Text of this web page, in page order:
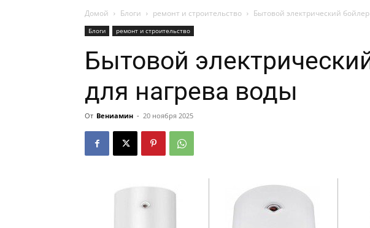
Домой Блоги ремонт и строительство Бытовой электрический
Блоги ремонт и строительство
Бытовой
для нагрева воды
От Вениамин - 20 ноября 2025